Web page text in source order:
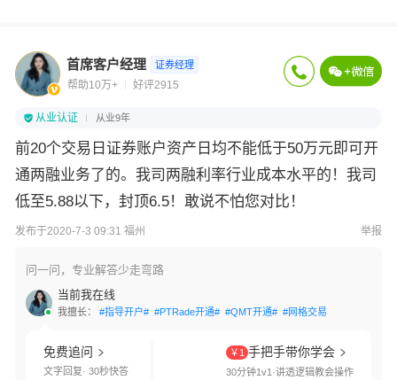
首席客户经理 证券经理
帮助10万+ 好评2915
从业认证 从业9年
前20个交易日证券账户资产日均不能低于50万元即可开
通两融业务了的。我司两融利率行业成本水平的！我司
低至5.88以下，封顶6.5！敢说不怕您对比！
发布于2020-7-3 09:31 福州 举报
问一问，专业解答少走弯路
当前我在线
我擅长： #指导开户# #PTRade开通# #QMT开通# #网格交易#
免费追问
文字回复· 30秒快答
￥1 手把手带你学会
30分钟1v1·讲透逻辑教会操作